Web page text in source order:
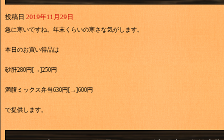
投稿日 2019年11月29日
急に寒いですね。年末くらいの寒さな気がします。
本日のお買い得品は
砂肝280円[→]250円
満腹ミックス弁当630円[→]600円
で提供します。